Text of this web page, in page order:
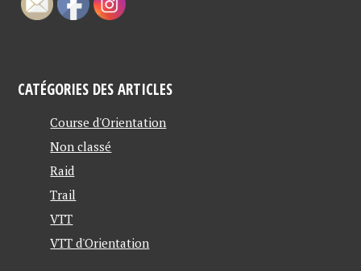
CATÉGORIES DES ARTICLES
Course d'Orientation
Non classé
Raid
Trail
VTT
VTT d'Orientation